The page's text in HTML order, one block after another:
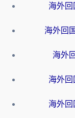
海外回
海外回
海外
海外回
海外回